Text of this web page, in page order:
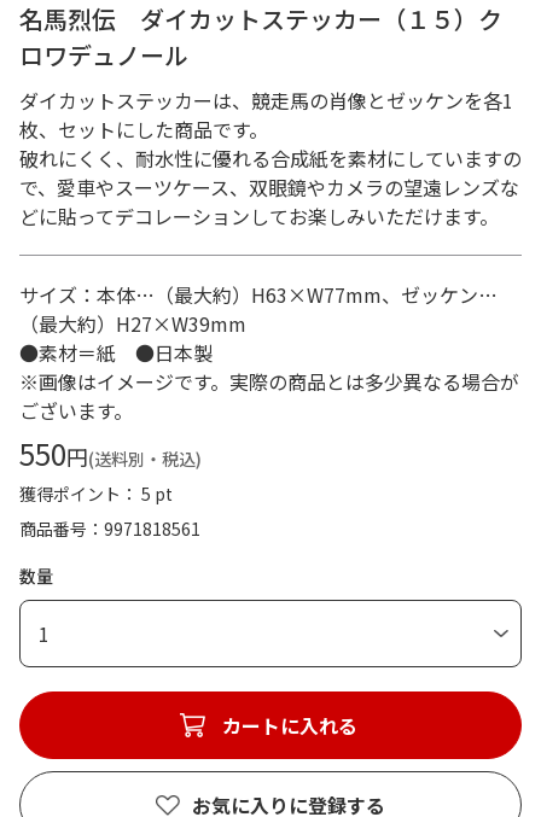
名馬烈伝 ダイカットステッカー（１５）ク
ロワデュノール
ダイカットステッカーは、競走馬の肖像とゼッケンを各1
枚、セットにした商品です。
破れにくく、耐水性に優れる合成紙を素材にしていますの
で、愛車やスーツケース、双眼鏡やカメラの望遠レンズな
どに貼ってデコレーションしてお楽しみいただけます。
サイズ：本体…（最大約）H63×W77mm、ゼッケン…
（最大約）H27×W39mm
●素材＝紙 ●日本製
※画像はイメージです。実際の商品とは多少異なる場合が
ございます。
550円(送料別・税込)
獲得ポイント： 5 pt
商品番号
9971818561
数量
1
カートに入れる
お気に入りに登録する